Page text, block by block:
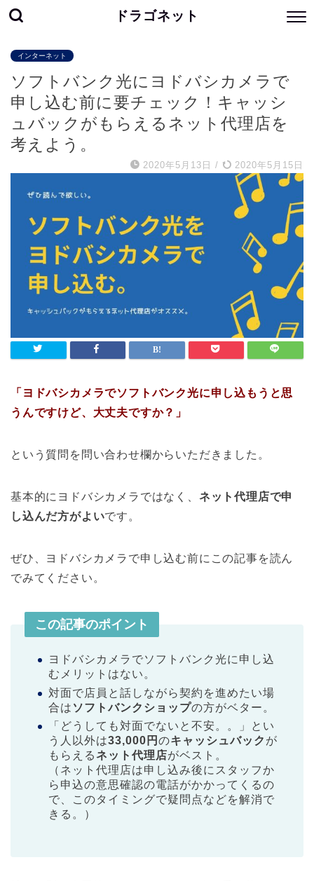
ドラゴネット
インターネット
ソフトバンク光にヨドバシカメラで
申し込む前に要チェック！キャッシ
ュバックがもらえるネット代理店を
考えよう。
2020年5月13日 / 2020年5月15日
「ヨドバシカメラでソフトバンク光に申し込もうと思
うんですけど、大丈夫ですか？ 」
という質問を問い合わせ欄からいただきました。
基本的にヨドバシカメラではなく、 ネット代理店で申
し込んだ方がよいです。
ぜひ、ヨドバシカメラで申し込む前にこの記事を読ん
でみてください。
この記事のポイント
ヨドバシカメラでソフトバンク光に申し込
むメリットはない。
対面で店員と話しながら契約を進めたい場
合は ソフトバンクショップの方がベター。
「どうしても対面でないと不安。。」とい
う人以外は33,000円 のキャッシュバック が
もらえるネット代理店がベスト。
（ネット代理店は申し込み後にスタッフか
ら申込の意思確認の電話がかかってくるの
で、このタイミングで疑問点などを解消で
きる。）